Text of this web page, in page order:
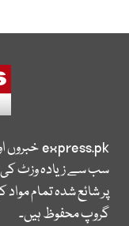
express.pkخبروں
سب سے زیادہ وزٹ
پر شائع شدہ تمام
گروپ محفوظ ہیں۔